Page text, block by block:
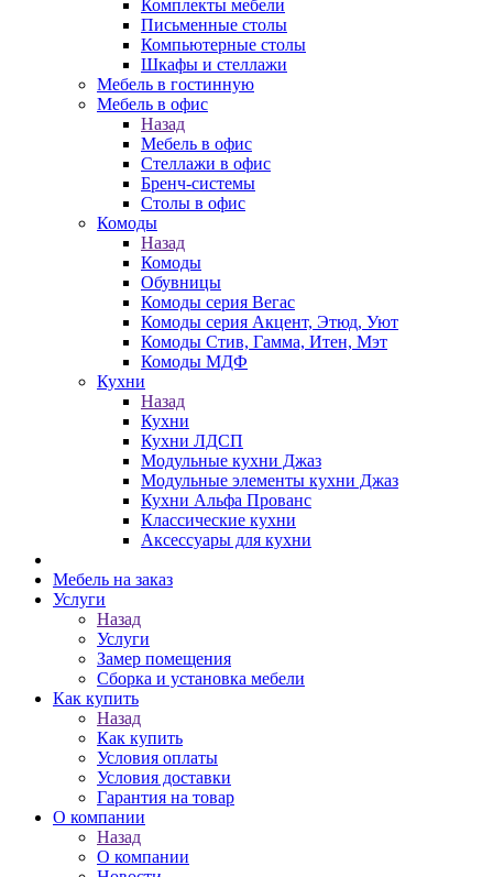
Комплекты мебели
Письменные столы
Компьютерные столы
Шкафы и стеллажи
Мебель в гостинную
Мебель в офис
Назад
Мебель в офис
Стеллажи в офис
Бренч-системы
Столы в офис
Комоды
Назад
Комоды
Обувницы
Комоды серия Вегас
Комоды серия Акцент, Этюд, Уют
Комоды Стив, Гамма, Итен, Мэт
Комоды МДФ
Кухни
Назад
Кухни
Кухни ЛДСП
Модульные кухни Джаз
Модульные элементы кухни Джаз
Кухни Альфа Прованс
Классические кухни
Аксессуары для кухни
Мебель на заказ
Услуги
Назад
Услуги
Замер помещения
Сборка и установка мебели
Как купить
Назад
Как купить
Условия оплаты
Условия доставки
Гарантия на товар
О компании
Назад
О компании